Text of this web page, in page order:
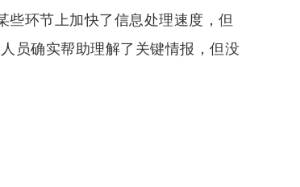
些环节上加快了信息处理速度，但
员确实帮助理解了关键情报，但没